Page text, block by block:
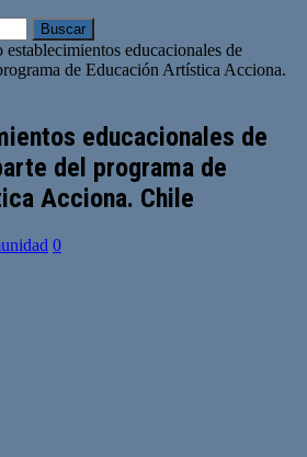
establecimientos educacionales de
de Educación Artística Acciona.
educacionales de
del programa de
Acciona. Chile
0